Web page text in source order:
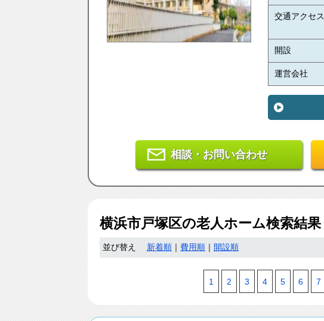
交通アクセス
開設
運営会社
相談・お問い合わせ
横浜市戸塚区の老人ホーム検索結果
並び替え 新着順 費用順 開設順
1 2 3 4 5 6 7